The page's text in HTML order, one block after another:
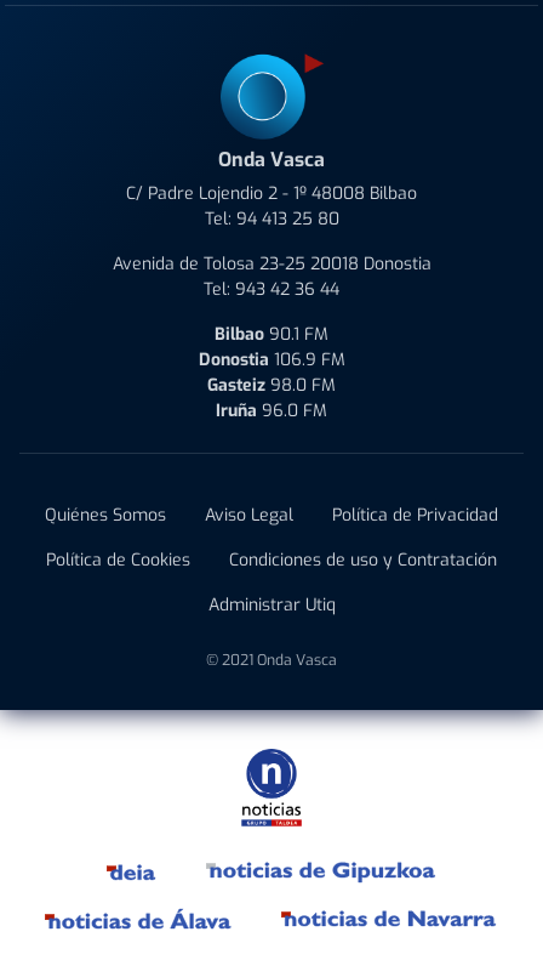
Onda Vasca
C/ Padre Lojendio 2 - 1º 48008 Bilbao
Tel: 94 413 25 80
Avenida de Tolosa 23-25 20018 Donostia
Tel: 943 42 36 44
Bilbao 90.1 FM
Donostia 106.9 FM
Gasteiz 98.0 FM
Iruña 96.0 FM
Quiénes Somos Aviso Legal
Política de Privacidad
Política de Cookies
Condiciones de uso y Contratación
Administrar Utiq
© 2021 Onda Vasca